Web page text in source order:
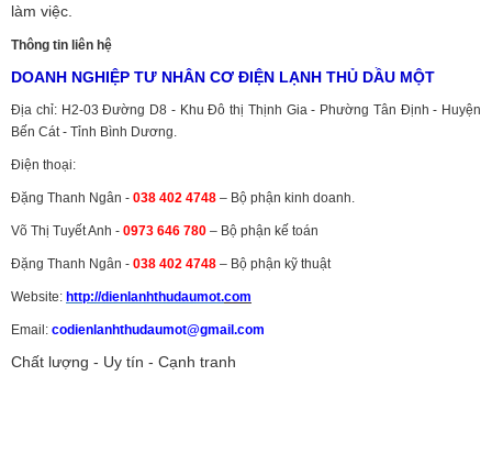
làm việc.
Thông tin liên hệ
DOANH NGHIỆP TƯ NHÂN CƠ ĐIỆN LẠNH THỦ DẦU MỘT
Địa chỉ: H2-03 Đường D8 - Khu Đô thị Thịnh Gia - Phường Tân Định - Huyện
Bến Cát - Tỉnh Bình Dương.
Điện thoại:
Đặng Thanh Ngân - 038 402 4748 – Bộ phận kinh doanh.
Võ Thị Tuyết Anh - 0973 646 780 – Bộ phận kế toán
Đặng Thanh Ngân - 038 402 4748 – Bộ phận kỹ thuật
Website: http://dienlanhthudaumot.com
Email: codienlanhthudaumot@gmail.com
Chất lượng - Uy tín - Cạnh tranh